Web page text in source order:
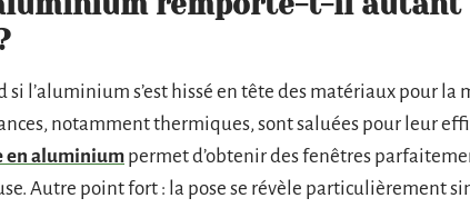
si l’aluminium s’est hissé en tête des matériaux pour la
notamment thermiques, sont saluées pour leur
en aluminium permet d’obtenir des fenêtres
Autre point fort : la pose se révèle particulièrement